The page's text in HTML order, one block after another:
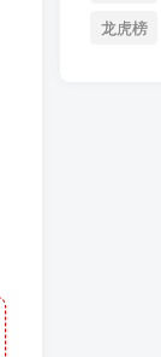
龙虎榜